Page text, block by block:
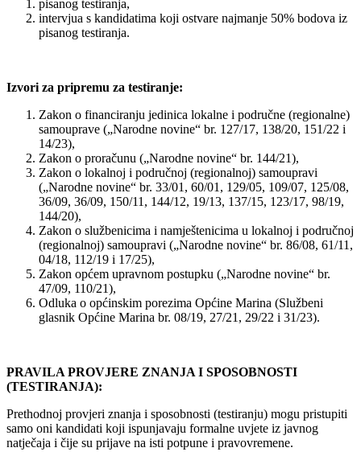
pisanog testiranja,
intervjua s kandidatima koji ostvare najmanje 50% bodova iz
pisanog testiranja.
Izvori za pripremu za testiranje:
Zakon o financiranju jedinica lokalne i područne (regionalne)
samouprave („Narodne novine“ br. 127/17, 138/20, 151/22 i
14/23),
Zakon o proračunu („Narodne novine“ br. 144/21),
Zakon o lokalnoj i područnoj (regionalnoj) samoupravi
(„Narodne novine“ br. 33/01, 60/01, 129/05, 109/07, 125/08,
36/09, 36/09, 150/11, 144/12, 19/13, 137/15, 123/17, 98/19,
144/20),
Zakon o službenicima i namještenicima u lokalnoj i područnoj
(regionalnoj) samoupravi („Narodne novine“ br. 86/08, 61/11,
04/18, 112/19 i 17/25),
Zakon općem upravnom postupku („Narodne novine“ br.
47/09, 110/21),
Odluka o općinskim porezima Općine Marina (Službeni
glasnik Općine Marina br. 08/19, 27/21, 29/22 i 31/23).
PRAVILA PROVJERE ZNANJA I SPOSOBNOSTI
(TESTIRANJA):
Prethodnoj provjeri znanja i sposobnosti (testiranju) mogu pristupiti
samo oni kandidati koji ispunjavaju formalne uvjete iz javnog
natječaja i čije su prijave na isti potpune i pravovremene.